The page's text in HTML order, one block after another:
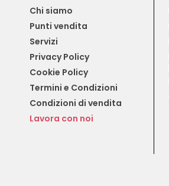
Chi siamo
Punti vendita
Servizi
Privacy Policy
Cookie Policy
Termini e Condizioni
Condizioni di vendita
Lavora con noi